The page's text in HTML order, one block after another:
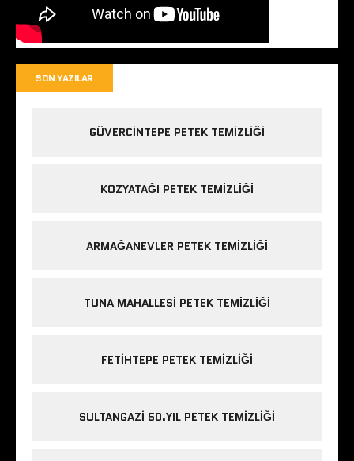
SON YAZILAR
GÜVERCINTEPE PETEK TEMIZLIĞI
KOZYATAĞI PETEK TEMIZLIĞI
ARMAĞANEVLER PETEK TEMIZLIĞI
TUNA MAHALLESI PETEK TEMIZLIĞI
FETIHTEPE PETEK TEMIZLIĞI
SULTANGAZI 50.YIL PETEK TEMIZLIĞI